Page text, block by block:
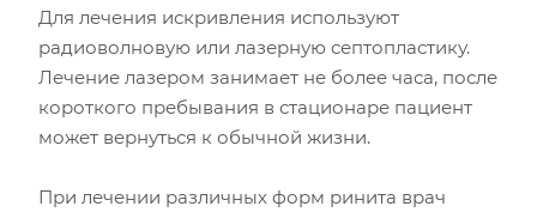
Для лечения искривления используют
радиоволновую или лазерную септопластику.
Лечение лазером занимает не более часа, после
короткого пребывания в стационаре пациент
может вернуться к обычной жизни.
При лечении различных форм ринита врач